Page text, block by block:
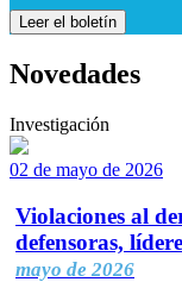
Leer el boletín
Novedades
Investigación
02 de mayo de 2026
Violaciones al
defensoras,
mayo de 2026